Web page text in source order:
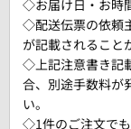
◇お届け日・お時
◇配送伝票の依頼
が記載されること
◇上記注意書き記
合、別途手数料が
い。
◇1件のご注文で